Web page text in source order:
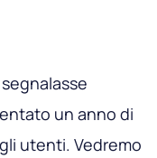
un anno di
utenti. Vedremo